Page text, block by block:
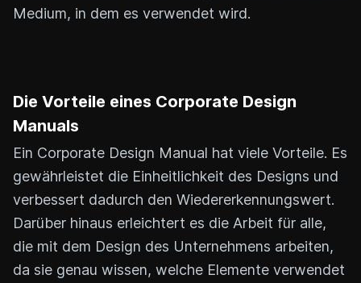
Medium, in dem es verwendet wird.
Die Vorteile eines Corporate Design
Manuals
Ein Corporate Design Manual hat viele Vorteile. Es
gewährleistet die Einheitlichkeit des Designs und
verbessert dadurch den Wiedererkennungswert.
Darüber hinaus erleichtert es die Arbeit für alle,
die mit dem Design des Unternehmens arbeiten,
da sie genau wissen, welche Elemente verwendet